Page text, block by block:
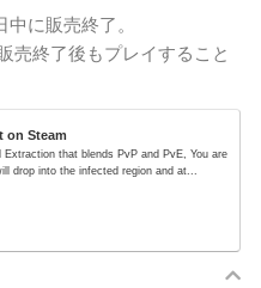
に販売終了。
売終了後もプレイすること
on Steam
Extraction that blends PvP and PvE, You are
drop into the infected region and at...